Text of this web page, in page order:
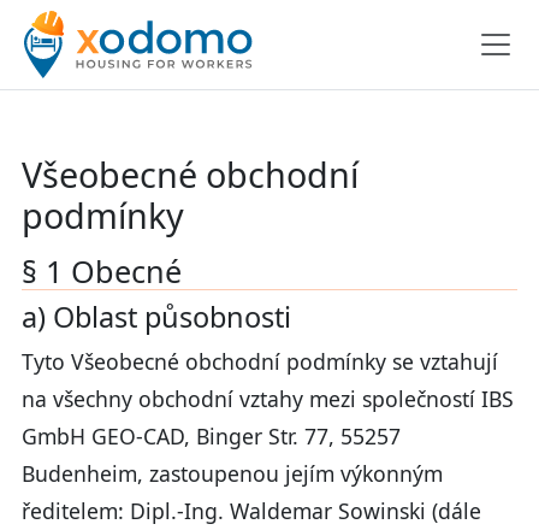
Všeobecné obchodní
podmínky
§ 1 Obecné
a) Oblast působnosti
Tyto Všeobecné obchodní podmínky se vztahují
na všechny obchodní vztahy mezi společností IBS
GmbH GEO-CAD, Binger Str. 77, 55257
Budenheim, zastoupenou jejím výkonným
ředitelem: Dipl.-Ing. Waldemar Sowinski (dále